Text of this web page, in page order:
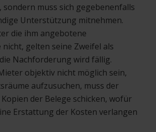
sondern muss sich gegebenenfalls
Unterstützung mitnehmen.
die ihm angebotene
nicht, gelten seine Zweifel als
Nachforderung wird fällig.
objektiv nicht möglich sein,
aufzusuchen, muss der
der Belege schicken, wofür
Erstattung der Kosten verlangen